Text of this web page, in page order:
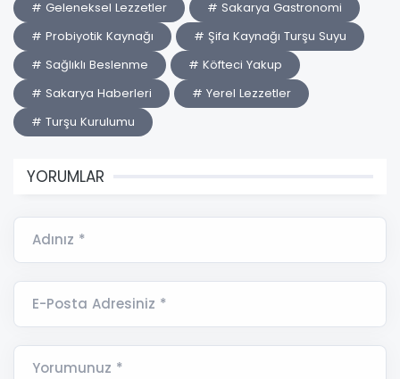
# Geleneksel Lezzetler
# Sakarya Gastronomi
# Probiyotik Kaynağı
# Şifa Kaynağı Turşu Suyu
# Sağlıklı Beslenme
# Köfteci Yakup
# Sakarya Haberleri
# Yerel Lezzetler
# Turşu Kurulumu
YORUMLAR
Adınız *
E-Posta Adresiniz *
Yorumunuz *